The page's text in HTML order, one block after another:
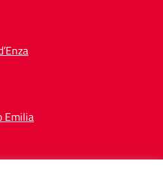
Emilia